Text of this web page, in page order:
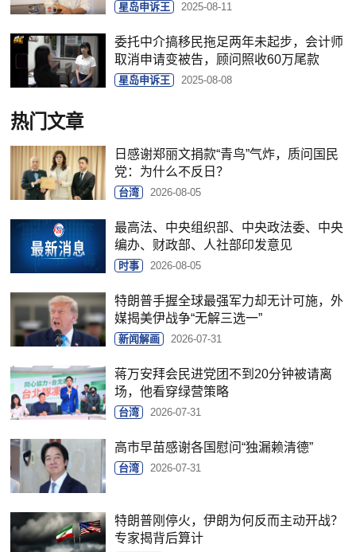
星岛申诉王 2025-08-11
委托中介搞移民拖足两年未起步，会计师
取消申请变被告，顾问照收60万尾款
星岛申诉王 2025-08-08
热门文章
日感谢郑丽文捐款“青鸟”气炸，质问国民
党：为什么不反日？
台湾 2026-08-05
最高法、中央组织部、中央政法委、中央
编办、财政部、人社部印发意见
时事 2026-08-05
特朗普手握全球最强军力却无计可施，外
媒揭美伊战争“无解三选一”
新闻解画 2026-07-31
蒋万安拜会民进党团不到20分钟被请离
场，他看穿绿营策略
台湾 2026-07-31
高市早苗感谢各国慰问“独漏赖清德”
台湾 2026-07-31
特朗普刚停火，伊朗为何反而主动开战？
专家揭背后算计